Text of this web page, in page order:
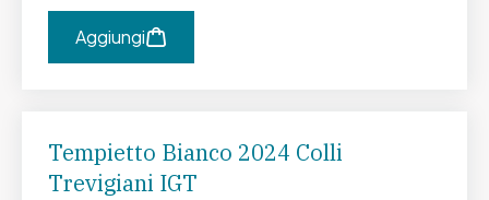
Aggiungi
Tempietto Bianco 2024 Colli
Trevigiani IGT